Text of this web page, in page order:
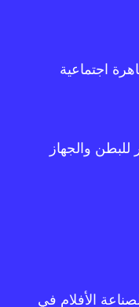
اجتماعية
والجهاز
الأفلام في